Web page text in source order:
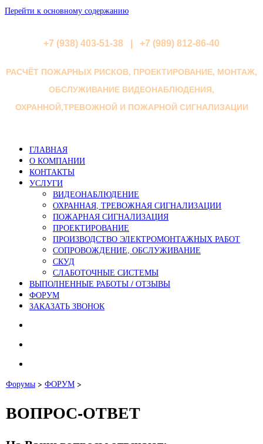
Перейти к основному содержанию
+7 (938) 403-51-38 | +7 (989) 812-86-40
РАСЧЁТ ПОЖАРНЫХ РИСКОВ, ПРОЕКТИРОВАНИЕ, МОНТАЖ,
ОБСЛУЖИВАНИЕ ВИДЕОНАБЛЮДЕНИЯ,
ОХРАННОЙ,ТРЕВОЖНОЙ И ПОЖАРНОЙ СИГНАЛИЗАЦИИ
ГЛАВНАЯ
О КОМПАНИИ
КОНТАКТЫ
УСЛУГИ
ВИДЕОНАБЛЮДЕНИЕ
ОХРАННАЯ, ТРЕВОЖНАЯ СИГНАЛИЗАЦИИ
ПОЖАРНАЯ СИГНАЛИЗАЦИЯ
ПРОЕКТИРОВАНИЕ
ПРОИЗВОДСТВО ЭЛЕКТРОМОНТАЖНЫХ РАБОТ
СОПРОВОЖДЕНИЕ, ОБСЛУЖИВАНИЕ
СКУД
СЛАБОТОЧНЫЕ СИСТЕМЫ
ВЫПОЛНЕННЫЕ РАБОТЫ / ОТЗЫВЫ
ФОРУМ
ЗАКАЗАТЬ ЗВОНОК
Форумы > ФОРУМ >
ВОПРОС-ОТВЕТ